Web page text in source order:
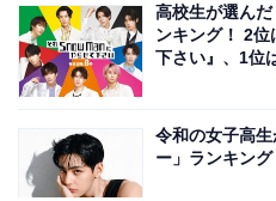
高校生が選ん
ンキング！ 2
下さい』、1位
令和の女子高
ー」ランキン